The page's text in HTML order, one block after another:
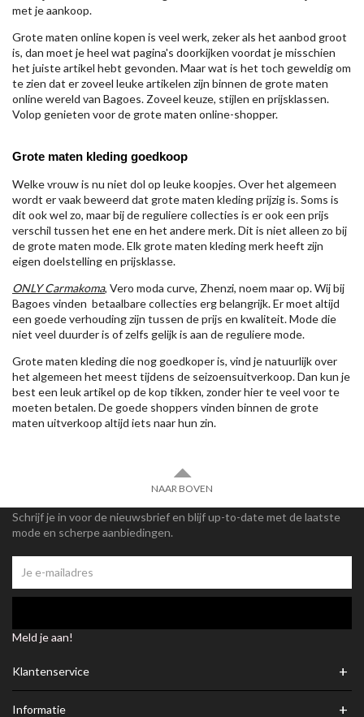
met je aankoop.
Grote maten online kopen is veel werk, zeker als het aanbod groot
is, dan moet je heel wat pagina's doorkijken voordat je misschien
het juiste artikel hebt gevonden. Maar wat is het toch geweldig om
te zien dat er zoveel leuke artikelen zijn binnen de grote maten
online wereld van Bagoes. Zoveel keuze, stijlen en prijsklassen.
Volop genieten voor de grote maten online-shopper.
Grote maten kleding goedkoop
Welke vrouw is nu niet dol op leuke koopjes. Over het algemeen
wordt er vaak beweerd dat grote maten kleding prijzig is. Soms is
dit ook wel zo, maar bij de reguliere collecties is er ook een prijs
verschil tussen het ene en het andere merk. Dit is niet alleen zo bij
de grote maten mode. Elk grote maten kleding merk heeft zijn
eigen doelstelling en prijsklasse.
ONLY Carmakoma, Vero moda curve, Zhenzi, noem maar op. Wij bij
Bagoes vinden betaalbare collecties erg belangrijk. Er moet altijd
een goede verhouding zijn tussen de prijs en kwaliteit. Mode die
niet veel duurder is of zelfs gelijk is aan de reguliere mode.
Grote maten kleding die nog goedkoper is, vind je natuurlijk over
het algemeen het meest tijdens de seizoensuitverkoop. Dan kun je
best een leuk artikel op de kop tikken, zonder hier te veel voor te
moeten betalen. De goede shoppers vinden binnen de grote
maten uitverkoop altijd iets naar hun zin.
NAAR BOVEN
Schrijf je in voor de nieuwsbrief en blijf up-to-date met de laatste
mode en scherpe aanbiedingen.
Meld je aan!
Klantenservice +
Informatie +